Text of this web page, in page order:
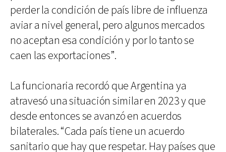
perder la condición de país libre de influenza
aviar a nivel general, pero algunos mercados
no aceptan esa condición y por lo tanto se
caen las exportaciones”.
La funcionaria recordó que Argentina ya
atravesó una situación similar en 2023 y que
desde entonces se avanzó en acuerdos
bilaterales. “Cada país tiene un acuerdo
sanitario que hay que respetar. Hay países que